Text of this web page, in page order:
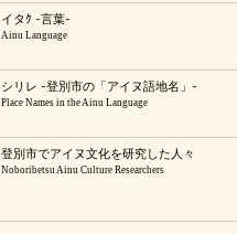
イタｸ -言葉-
Ainu Language
シリレ -登別市の「アイヌ語地名」-
Place Names in the Ainu Language
登別市でアイヌ文化を研究した人々
Noboribetsu Ainu Culture Researchers